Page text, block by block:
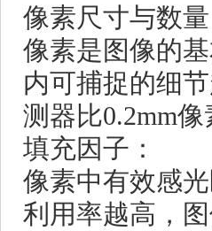
像素尺寸与数量
像素是图像的
内可捕捉的细
测器比0.2mm
填充因子：
像素中有效感
利用率越高，